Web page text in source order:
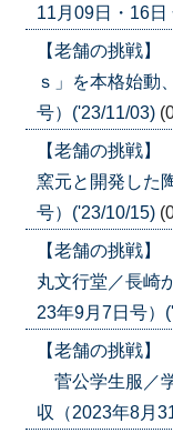
11月09日・16日
【老舗の挑戦
ｓ」を本格始動
号）('23/11/03)
【老舗の挑戦
窯元と開発した
号）('23/10/15)
【老舗の挑戦
丸文行堂／長崎
23年9月7日号）
【老舗の挑戦
菅公学生服／
収（2023年8月